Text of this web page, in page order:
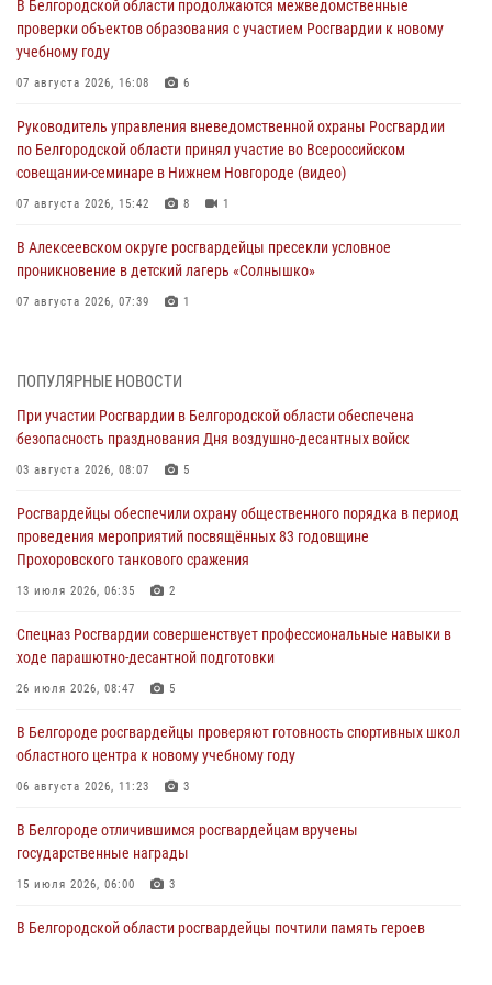
В Белгородской области продолжаются межведомственные
проверки объектов образования с участием Росгвардии к новому
учебному году
07 августа 2026, 16:08 6
Руководитель управления вневедомственной охраны Росгвардии
по Белгородской области принял участие во Всероссийском
совещании-семинаре в Нижнем Новгороде (видео)
07 августа 2026, 15:42 8 1
В Алексеевском округе росгвардейцы пресекли условное
проникновение в детский лагерь «Солнышко»
07 августа 2026, 07:39 1
Подвиги героев‑росгвардейцев увековечили в новой музейной
экспозиции белгородского музея‑диорамы «Курская битва.
06 августа 2026, 12:05 3
В Белгороде росгвардейцы проверяют готовность спортивных школ
областного центра к новому учебному году
Росгвардия обеспечила общественную безопасность празднования
83-й годовщины освобождения г. Белгорода от немецко -
06 августа 2026, 06:54 3
Офицеры Росгвардии и ветераны войск правопорядка почтили
05 августа 2026, 17:12 2
ПОПУЛЯРНЫЕ НОВОСТИ
При участии Росгвардии в Белгородской области обеспечена
безопасность празднования Дня воздушно-десантных войск
03 августа 2026, 08:07 5
Росгвардейцы обеспечили охрану общественного порядка в период
проведения мероприятий посвящённых 83 годовщине
Прохоровского танкового сражения
13 июля 2026, 06:35 2
Спецназ Росгвардии совершенствует профессиональные навыки в
ходе парашютно-десантной подготовки
26 июля 2026, 08:47 5
В Белгороде росгвардейцы проверяют готовность спортивных школ
областного центра к новому учебному году
06 августа 2026, 11:23 3
В Белгороде отличившимся росгвардейцам вручены
государственные награды
15 июля 2026, 06:00 3
В Белгородской области росгвардейцы почтили память героев